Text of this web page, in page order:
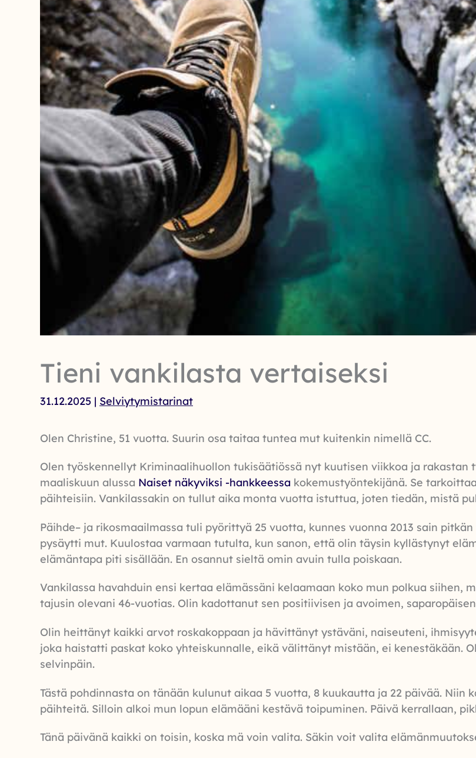
Tieni vankilasta vertaiseksi
31.12.2025 | Selviytymistarinat
Olen Christine, 51 vuotta. Suurin osa taitaa tuntea mut kuitenkin nimellä CC.
Olen työskennellyt Kriminaalihuollon tukisäätiössä nyt kuutisen viikkoa ja
maaliskuun alussa Naiset näkyviksi -hankkeessa kokemustyöntekijänä. Se
päihteisiin. Vankilassakin on tullut aika monta vuotta istuttua, joten tiedän, mistä
Päihde– ja rikosmaailmassa tuli pyörittyä 25 vuotta, kunnes vuonna 2013 sain
pysäytti mut. Kuulostaa varmaan tutulta, kun sanon, että olin täysin kyllästynyt
elämäntapa piti sisällään. En osannut sieltä omin avuin tulla poiskaan.
Vankilassa havahduin ensi kertaa elämässäni kelaamaan koko mun polkua siihen,
tajusin olevani 46-vuotias. Olin kadottanut sen positiivisen ja avoimen,
Olin heittänyt kaikki arvot roskakoppaan ja hävittänyt ystäväni, naiseuteni,
joka haistatti paskat koko yhteiskunnalle, eikä välittänyt mistään, ei kenestäkään.
selvinpäin.
Tästä pohdinnasta on tänään kulunut aikaa 5 vuotta, 8 kuukautta ja 22 päivää. Niin
päihteitä. Silloin alkoi mun lopun elämääni kestävä toipuminen. Päivä kerrallaan,
Tänä päivänä kaikki on toisin, koska mä voin valita. Säkin voit valita